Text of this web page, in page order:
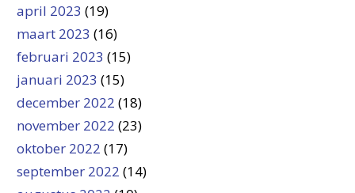
april 2023 (19)
maart 2023 (16)
februari 2023 (15)
januari 2023 (15)
december 2022 (18)
november 2022 (23)
oktober 2022 (17)
september 2022 (14)